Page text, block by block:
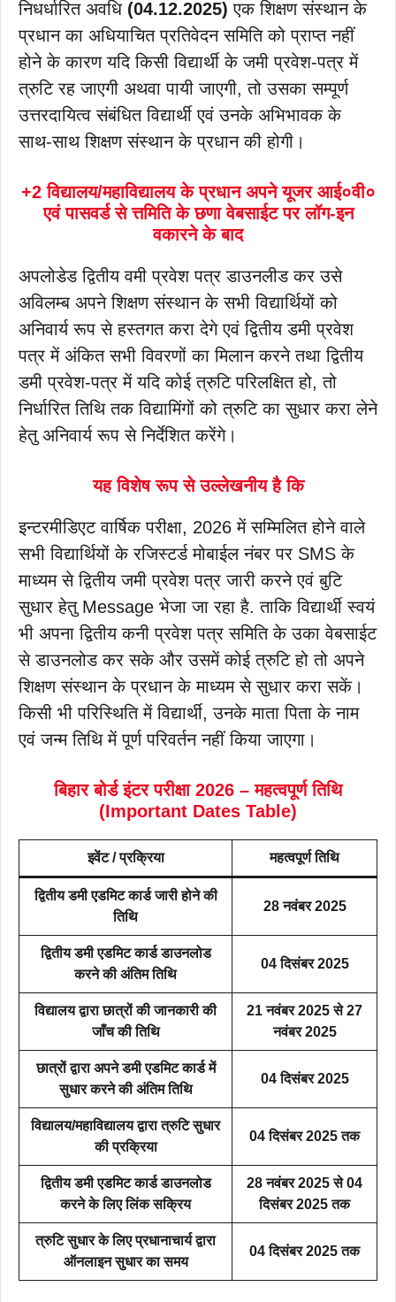
निधर्धारित अवधि (04.12.2025)एक शिक्षण संस्थान के
प्रधान का अधियाचित प्रतिवेदन समिति को प्राप्त नहीं
होने के कारण यदि किसी विद्यार्थी के जमी प्रवेश-पत्र में
त्रुटि रह जाएगी अथवा पायी जाएगी, तो उसका सम्पूर्ण
उत्तरदायित्व संबंधित विद्यार्थी एवं उनके अभिभावक के
साथ-साथ शिक्षण संस्थान के प्रधान की होगी।
+2 विद्यालय/महाविद्यालय के प्रधान अपने यूजर आई०वी०
एवं पासवर्ड से त्तमिति के छणा वेबसाईट पर लॉग-इन
वकारने के बाद
अपलोडेड द्वितीय वमी प्रवेश पत्र डाउनलीड कर उसे
अविलम्ब अपने शिक्षण संस्थान के सभी विद्यार्थियों को
अनिवार्य रूप से हस्तगत करा देगे एवं द्वितीय डमी प्रवेश
पत्र में अंकित सभी विवरणों का मिलान करने तथा द्वितीय
डमी प्रवेश-पत्र में यदि कोई त्रुटि परिलक्षित हो, तो
निर्धारित तिथि तक विद्यामिंगों को त्रुटि का सुधार करा लेने
हेतु अनिवार्य रूप से निर्देशित करेंगे।
यह विशेष रूप से उल्लेखनीय है कि
इन्टरमीडिएट वार्षिक परीक्षा, 2026 में सम्मिलित होने वाले
सभी विद्यार्थियों के रजिस्टर्ड मोबाईल नंबर पर SMS के
माध्यम से द्वितीय जमी प्रवेश पत्र जारी करने एवं बुटि
सुधार हेतु Message भेजा जा रहा है. ताकि विद्यार्थी स्वयं
भी अपना द्वितीय कनी प्रवेश पत्र समिति के उका वेबसाईट
से डाउनलोड कर सके और उसमें कोई त्रुटि हो तो अपने
शिक्षण संस्थान के प्रधान के माध्यम से सुधार करा सकें।
किसी भी परिस्थिति में विद्यार्थी, उनके माता पिता के नाम
एवं जन्म तिथि में पूर्ण परिवर्तन नहीं किया जाएगा।
बिहार बोर्ड इंटर परीक्षा 2026 – महत्वपूर्ण तिथि
(Important Dates Table)
इवेंट / प्रक्रिया महत्वपूर्ण तिथि
द्वितीय डमी एडमिट कार्ड जारी होने की
तिथि
28 नवंबर 2025
द्वितीय डमी एडमिट कार्ड डाउनलोड
करने की अंतिम तिथि
04 दिसंबर 2025
विद्यालय द्वारा छात्रों की जानकारी की
जाँच की तिथि
21 नवंबर 2025 से 27
नवंबर 2025
छात्रों द्वारा अपने डमी एडमिट कार्ड में
सुधार करने की अंतिम तिथि
04 दिसंबर 2025
विद्यालय/महाविद्यालय द्वारा त्रुटि सुधार
की प्रक्रिया
04 दिसंबर 2025 तक
द्वितीय डमी एडमिट कार्ड डाउनलोड
करने के लिए लिंक सक्रिय
28 नवंबर 2025 से 04
दिसंबर 2025 तक
त्रुटि सुधार के लिए प्रधानाचार्य द्वारा
ऑनलाइन सुधार का समय
04 दिसंबर 2025 तक